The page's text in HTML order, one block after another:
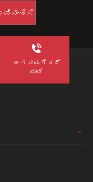
ಈಗ ನಮಗೆ ಕರೆ
ಮಾಡಿ